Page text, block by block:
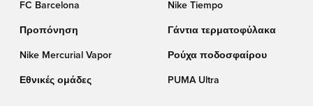
FC Barcelona
Nike Tiempo
Προπόνηση Γάντια τερματοφύλακα
Nike Mercurial Vapor Ρούχα ποδοσφαίρου
Εθνικές ομάδες PUMA Ultra